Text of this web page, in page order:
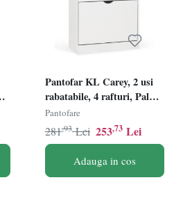
Pantofar KL Carey, 2 usi
rabatabile, 4 rafturi, Pal
Melaminat, 60x24x83 cm,
alb
Pantofare
253,73 Lei
281,93 Lei
Adauga in cos